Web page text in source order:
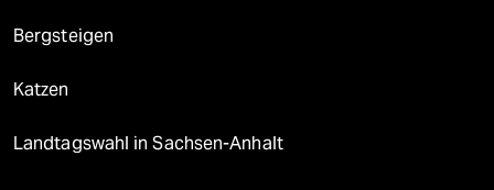
Bergsteigen
Katzen
Landtagswahl in Sachsen-Anhalt